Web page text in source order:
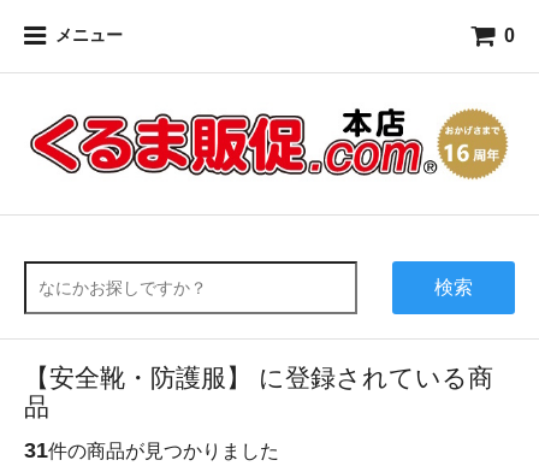
メニュー 0
検索
【安全靴・防護服】 に登録されている商
品
31件の商品が見つかりました